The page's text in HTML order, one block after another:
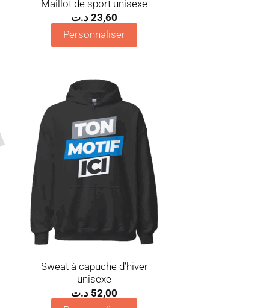
Maillot de sport unisexe
23,60 د.ت
Personnaliser
Ajouter
à la
wishlist
Sweat à capuche d’hiver
unisexe
52,00 د.ت